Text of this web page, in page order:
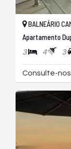
BALNEÁRIO
Apartamento
3 4 3
Consulte-nos